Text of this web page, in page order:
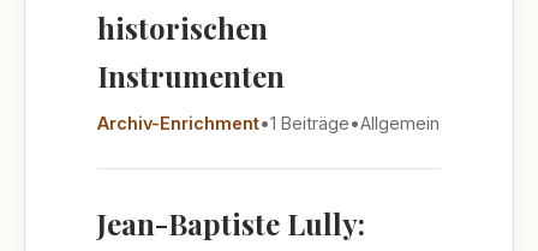
historischen
Instrumenten
Archiv-Enrichment•1 Beiträge•Allgemein
Jean-Baptiste Lully: